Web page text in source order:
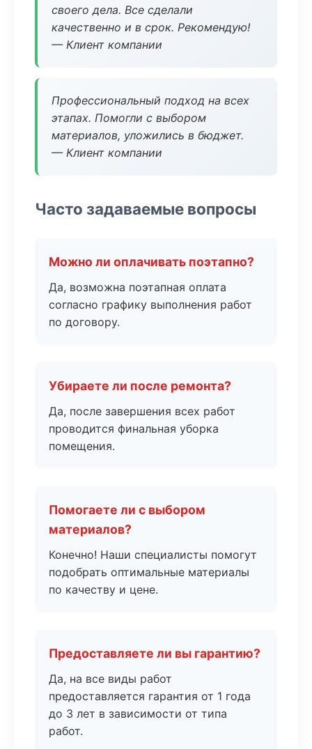
своего дела. Все сделали
качественно и в срок. Рекомендую!
— Клиент компании
Профессиональный подход на всех
этапах. Помогли с выбором
материалов, уложились в бюджет.
— Клиент компании
Часто задаваемые вопросы
Можно ли оплачивать поэтапно?
Да, возможна поэтапная оплата
согласно графику выполнения работ
по договору.
Убираете ли после ремонта?
Да, после завершения всех работ
проводится финальная уборка
помещения.
Помогаете ли с выбором
материалов?
Конечно! Наши специалисты помогут
подобрать оптимальные материалы
по качеству и цене.
Предоставляете ли вы гарантию?
Да, на все виды работ
предоставляется гарантия от 1 года
до 3 лет в зависимости от типа
работ.